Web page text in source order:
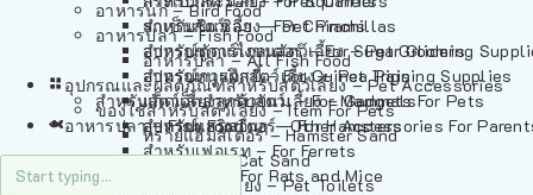
อาหารนก – Bird Food
อาหารปลา – Fish Food
อาหารปลา – All Fish Food
อุปกรณและผลิตภัณฑ์สำหรับสัตว์เลี้ยง – Pet Accessories
ของใช้สำหรับสัตว์เลี้ยง – Item For Pets
ทรายแฮมสเตอร์ – Hamster Sand
ทรายแมว – Cat Sand
ห้องน้ำสัตว์เลี้ยง – Pet Toilets
รถเข็นสัตว์เลี้ยง – Pet Prams
อุปกรณ์ตัดแต่งขนสัตว์เลี้ยง – Pet Grooming
อุปกรณ์การฝึกสัตว์เลี้ยง – Pet Training Supplies
แก็ดเจ็ตสำหรับสัตว์เลี้ยง – Gadgets For Pets
อุปกรณ์เสริมอื่นๆ – Other Accessories For
สำหรับชินชิล่า – For Chinchillas
สำหรับชูการ์ไกลเดอร์ – For Sugar Gliders
สำหรับหนูแกสบี้ – For Guinea Pigs
สำหรับสัตว์เลี้ยงลูกด้วยนม – For Mammals
สำหรับแฮมสเตอร์ – For Hamsters
สำหรับเฟอเรท – For Ferrets
สำหรับหนู – For Rats and Mice
อาหารปลา – Fish Food